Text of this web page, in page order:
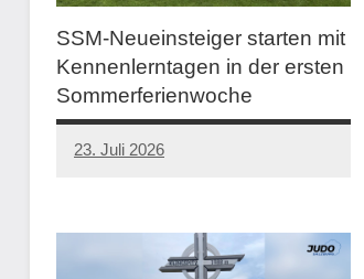
SSM-Neueinsteiger starten mit
Kennenlerntagen in der ersten
Sommerferienwoche
23. Juli 2026